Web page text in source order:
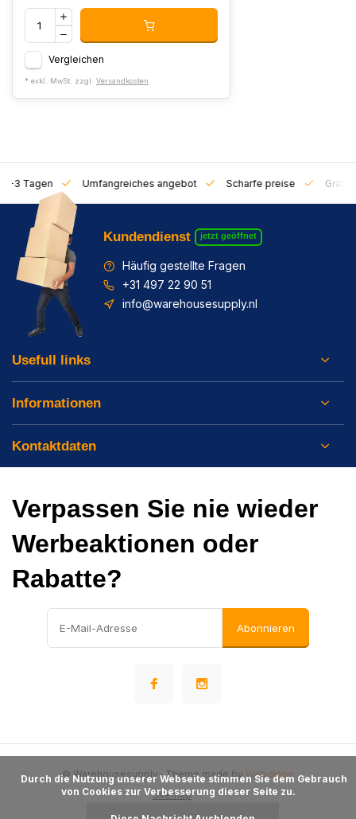
Vergleichen
* exkl. MwSt. zzgl. Versandkosten
1-3 Tagen Umfangreiches angebot Scharfe preise Gratis
Kundendienst jetzt geöffnet
Häufig gestellte Fragen
+31 497 22 90 51
info@warehousesupply.nl
Usefull links
Informationen
Kontaktdaten
Verpassen Sie nie wieder
Werbeaktionen oder
Rabatte?
Abonnieren
Sitemap
© Warehousesupply- Theme made by Webdinge
von Cookies zur Verbesserung dieser Seite zu.